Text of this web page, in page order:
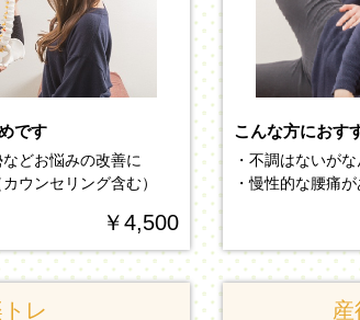
です
どお悩みの改善に
ウンセリング含む）
￥4,500
こんな方におす
・不調はないが
・慢性的な腰痛
レ 産